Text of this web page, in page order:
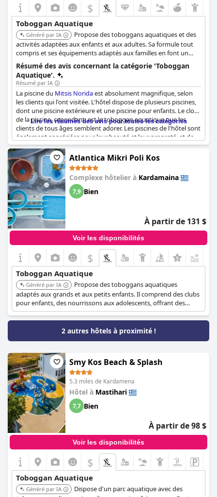
$
Toboggan Aquatique
Généré par IA
Propose des toboggans aquatiques et des
activités adaptées aux enfants et aux adultes. Sa formule tout
compris et ses équipements adaptés aux familles en font un
choix populaire.
Résumé des avis concernant la catégorie 'Toboggan
Aquatique'.
Résumé par IA
La piscine du Mitsis Noridaest absolument magnifique, selon
les clients qui l'ont visitée. L'hôtel dispose de plusieurs piscines,
dont une piscine extérieure et une piscine pour enfants. Le clou
de la piscine, cependant, est le toboggan aquatique que les
clients de tous âges semblent adorer. Les piscines de l'hôtel sont
également appréciées pour leur beauté et leur propreté, et de
nombreux clients ont dit combien ils avaient apprécié de se
prélasser et de se détendre au bord de l'eau. Dans l'ensemble, si
vous cherchez à profiter d'une belle piscine pendant vos
vacances, leMitsis Noridadevrait figurer sur votre liste.
Lire les résumés des avis pour toutes les catégories
Atlantica Mikri Poli Kos
Complexe hôtelier à Kardamaina
7,9 Bien
À partir de 131 $
Voir les disponibilités
$
Toboggan Aquatique
Généré par IA
Propose des toboggans aquatiques
adaptés aux grands et aux petits enfants. Il comprend des clubs
pour enfants, des nourrissons aux adolescents, offrant des
options de divertissement complètes pour les familles.
2 autres hôtels à proximité !
Smy Kos Beach & Splash
5.3 miles de Kardamena
Hôtel à Mastihari
7,7 Bien
À partir de 98 $
Voir les disponibilités
$
Toboggan Aquatique
Généré par IA
Dispose d'un parc aquatique avec des